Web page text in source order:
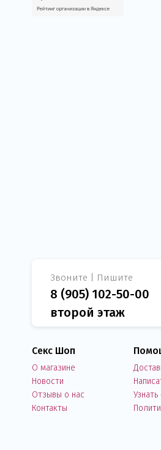
Звоните | Пишите
8 (905) 102-50-00
второй этаж
Секс Шоп
О магазине
Новости
Отзывы о нас
Контакты
Узнать